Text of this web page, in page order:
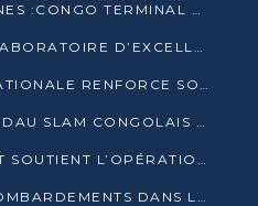
EMPLOYABILITÉ DES JEUNES :CONGO TERMINAL S’ALLIE À L’ESCIC POUR RAPPROCHER L’ÉCOLE DU TERRAIN
MOUYONDZI, NOUVEAU LABORATOIRE D’EXCELLENCE PÉDAGOGIQUE AVEC L’ENFICE
SCIENCE : L’ACADÉMIE NATIONALE RENFORCE SON ÉQUIPE ET TRACE SA FEUILLE DE ROUTE 2026
CARDY YOUELO, LA VOIX DAU SLAM CONGOLAIS QUI INTERPELLE LE MONDE
BRAZZAVILLE : LE PRÉFET SOUTIENT L’OPÉRATION « ZÉRO KULUNA » ET APPELLE À LA VIGILANCE CITOYENNE
LE CNR DÉNONCE DES BOMBARDEMENTS DANS LE POOL ET ACCUSE LE GOUVERNEMENT